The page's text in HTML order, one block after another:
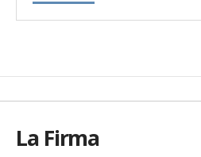
La Firma